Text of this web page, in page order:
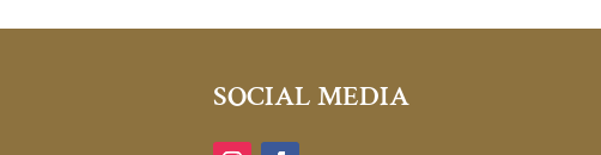
SOCIAL MEDIA